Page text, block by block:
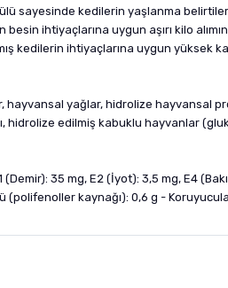
sayesinde kedilerin yaşlanma
ihtiyaçlarına uygun aşırı kilo
kedilerin ihtiyaçlarına uygun yüksek
hayvansal yağlar, hidrolize hayvansal
hidrolize edilmiş kabuklu hayvanlar
35 mg, E2 (İyot): 3,5 mg, E4
(polifenoller kaynağı): 0,6 g -